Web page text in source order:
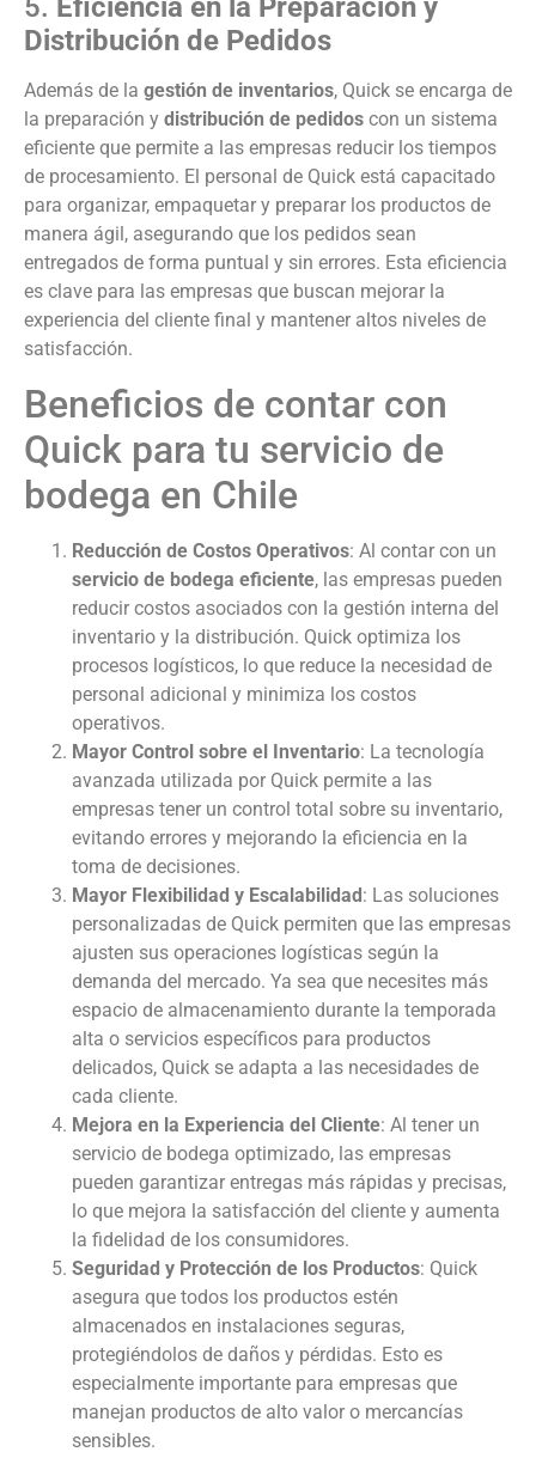
5. Eficiencia en la Preparación y
Distribución de Pedidos
Además de la gestión de inventarios, Quick se encarga de
la preparación y distribución de pedidos con un sistema
eficiente que permite a las empresas reducir los tiempos
de procesamiento. El personal de Quick está capacitado
para organizar, empaquetar y preparar los productos de
manera ágil, asegurando que los pedidos sean
entregados de forma puntual y sin errores. Esta eficiencia
es clave para las empresas que buscan mejorar la
experiencia del cliente final y mantener altos niveles de
satisfacción.
Beneficios de contar con
Quick para tu servicio de
bodega en Chile
Reducción de Costos Operativos: Al contar con un
servicio de bodega eficiente, las empresas pueden
reducir costos asociados con la gestión interna del
inventario y la distribución. Quick optimiza los
procesos logísticos, lo que reduce la necesidad de
personal adicional y minimiza los costos
operativos.
Mayor Control sobre el Inventario: La tecnología
avanzada utilizada por Quick permite a las
empresas tener un control total sobre su inventario,
evitando errores y mejorando la eficiencia en la
toma de decisiones.
Mayor Flexibilidad y Escalabilidad: Las soluciones
personalizadas de Quick permiten que las empresas
ajusten sus operaciones logísticas según la
demanda del mercado. Ya sea que necesites más
espacio de almacenamiento durante la temporada
alta o servicios específicos para productos
delicados, Quick se adapta a las necesidades de
cada cliente.
Mejora en la Experiencia del Cliente: Al tener un
servicio de bodega optimizado, las empresas
pueden garantizar entregas más rápidas y precisas,
lo que mejora la satisfacción del cliente y aumenta
la fidelidad de los consumidores.
Seguridad y Protección de los Productos: Quick
asegura que todos los productos estén
almacenados en instalaciones seguras,
protegiéndolos de daños y pérdidas. Esto es
especialmente importante para empresas que
manejan productos de alto valor o mercancías
sensibles.